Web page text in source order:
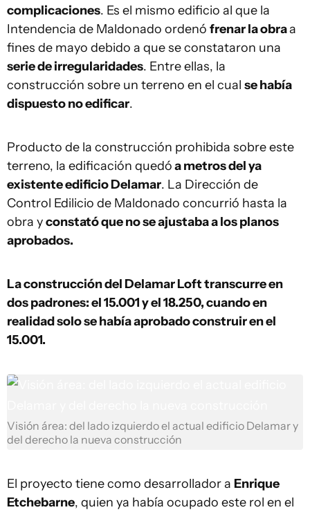
complicaciones. Es el mismo edificio al que la
Intendencia de Maldonado ordenó frenar la obraa
fines de mayo debido a que se constataron una
serie de irregularidades. Entre ellas, la
construcción sobre un terreno en el cual se había
dispuesto no edificar.
Producto de la construcción prohibida sobre este
terreno, la edificación quedóa metros del ya
existente edificio Delamar. La Dirección de
Control Edilicio de Maldonado concurrió hasta la
obra yconstató que no se ajustaba a los planos
aprobados.
La construcción del Delamar Loft transcurre en
dos padrones: el 15.001 y el 18.250, cuando en
realidad solo se había aprobado construir en el
15.001.
Visión área: del lado izquierdo el actual edificio Delamar y
del derecho la nueva construcción
El proyecto tiene como desarrollador a Enrique
Etchebarne, quien ya había ocupado este rol en el